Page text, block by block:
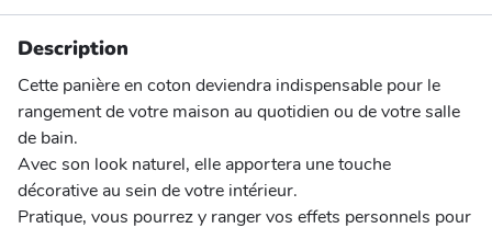
Description
Cette panière en coton deviendra indispensable pour le
rangement de votre maison au quotidien ou de votre salle
de bain.
Avec son look naturel, elle apportera une touche
décorative au sein de votre intérieur.
Pratique, vous pourrez y ranger vos effets personnels pour